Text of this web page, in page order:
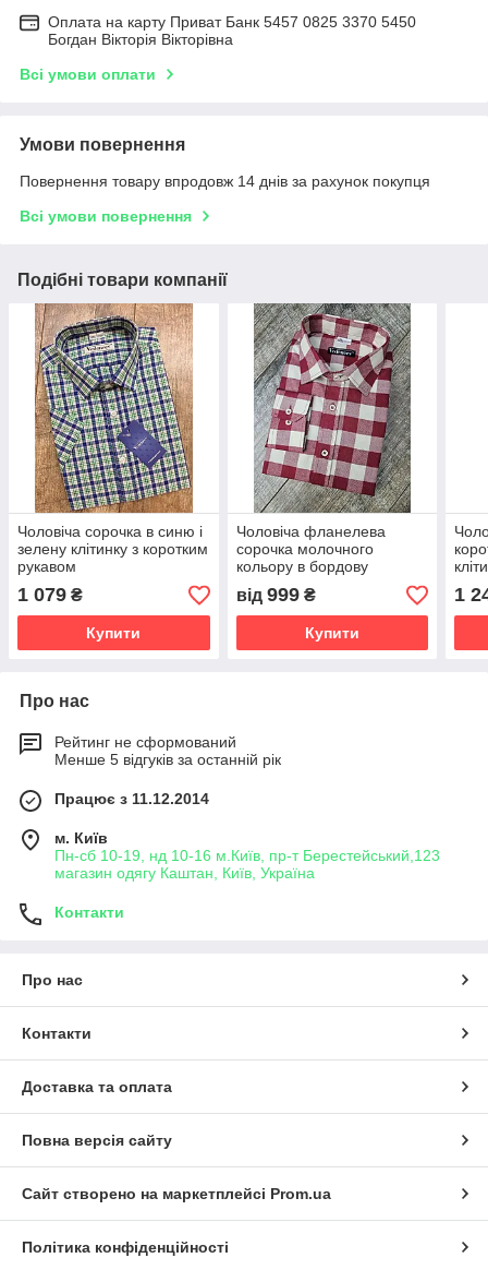
Оплата на карту Приват Банк 5457 0825 3370 5450
Богдан Вікторія Вікторівна
Всі умови оплати
Умови повернення
Повернення товару впродовж 14 днів за рахунок покупця
Всі умови повернення
Подібні товари компанії
Чоловіча сорочка в синю і
зелену клітинку з коротким
рукавом
1 079 ₴
Купити
Чоловіча фланелева
сорочка молочного
кольору в бордову
клітинку
від 999₴
Купити
1
Про нас
Рейтинг не сформований
Менше 5 відгуків за останній рік
Працює з 11.12.2014
м. Київ
Пн-сб 10-19, нд 10-16 м.Київ, пр-т Берестейський,123
магазин одягу Каштан, Київ, Україна
Контакти
Про нас
Контакти
Доставка та оплата
Повна версія сайту
Сайт створено на маркетплейсі Prom.ua
Політика конфіденційності